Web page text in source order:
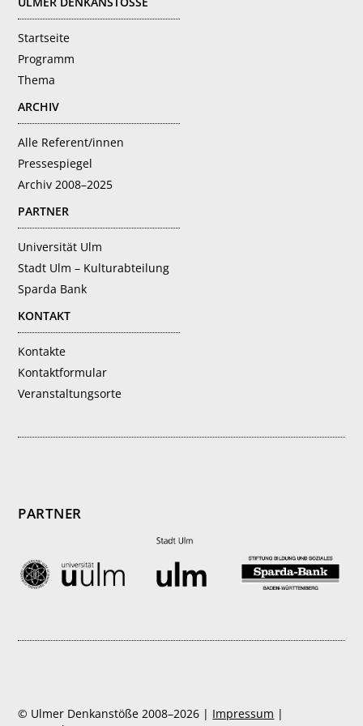
Startseite
Programm
Thema
ARCHIV
Alle Referent/innen
Pressespiegel
Archiv 2008–2025
PARTNER
Universität Ulm
Stadt Ulm – Kulturabteilung
Sparda Bank
KONTAKT
Kontakte
Kontaktformular
Veranstaltungsorte
PARTNER
© Ulmer Denkanstöße 2008–2026 | Impressum |